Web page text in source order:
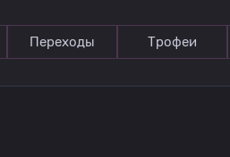
Переходы Трофеи